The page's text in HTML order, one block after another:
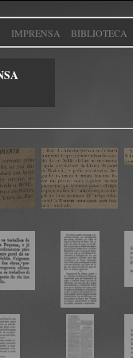
IMPRENSA BIBLIOTECA